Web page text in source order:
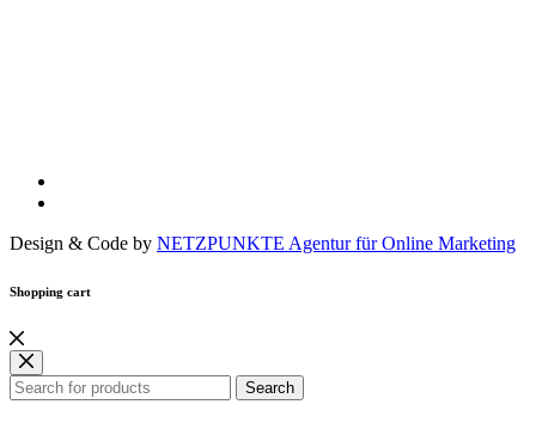
Design & Code by NETZPUNKTE Agentur für Online Marketing
Shopping cart
Search